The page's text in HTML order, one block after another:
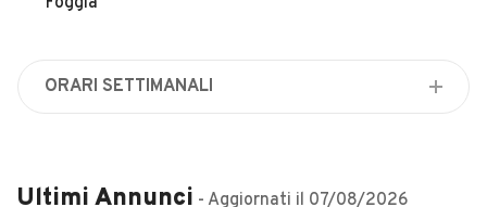
ORARI SETTIMANALI
Martedì
Ultimi Annunci - Aggiornati il 07/08/2026